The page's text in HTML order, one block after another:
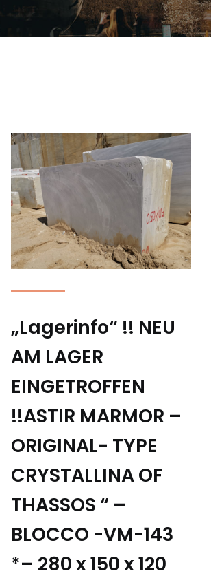
„Lagerinfo“ !! NEU
AM LAGER
EINGETROFFEN
!!ASTIR MARMOR –
ORIGINAL- TYPE
CRYSTALLINA OF
THASSOS “ –
BLOCCO -VM-143
*– 280 x 150 x 120